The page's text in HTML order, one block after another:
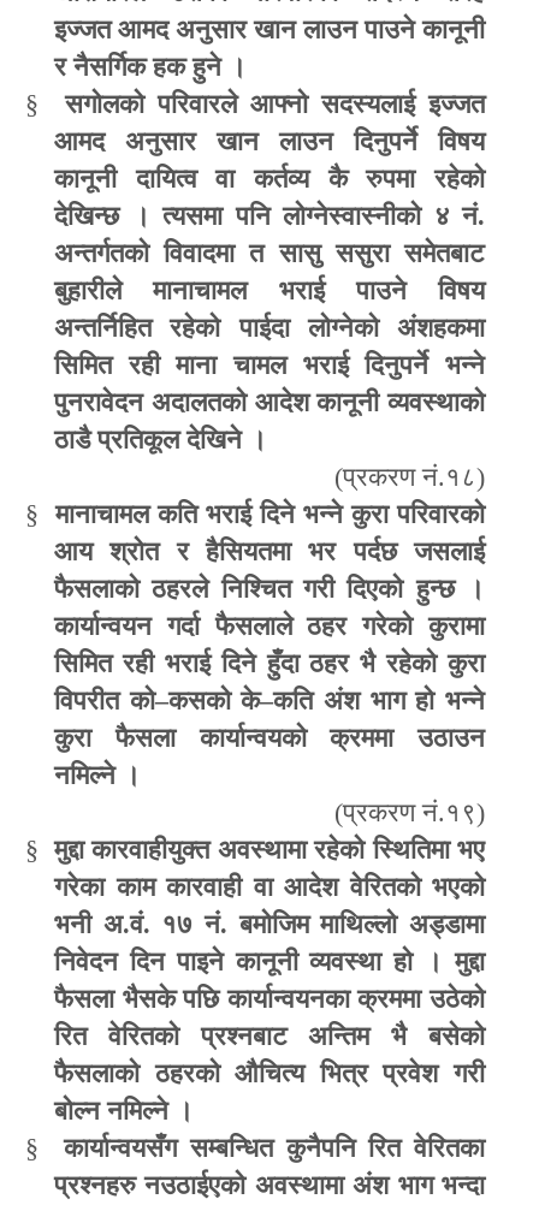
इज्जत आमद अनुसार खान लाउन पाउने कानूनी
र नैसर्गिक हक हुने ।
§
सगोलको परिवारले आफ्नो सदस्यलाई इज्जत
आमद अनुसार खान लाउन दिनुपर्ने विषय
कानूनी दायित्व वा कर्तव्य कै रुपमा रहेको
देखिन्छ । त्यसमा पनि लोग्नेस्वास्नीको ४ नं.
अन्तर्गतको विवादमा त सासु ससुरा समेतबाट
बुहारीले मानाचामल भराई पाउने विषय
अन्तर्निहित रहेको पाईदा लोग्नेको अंशहकमा
सिमित रही माना चामल भराई दिनुपर्ने भन्ने
पुनरावेदन अदालतको आदेश कानूनी व्यवस्थाको
ठाडै प्रतिकूल देखिने ।
(प्रकरण नं.१८)
§ मानाचामल कति भराई दिने भन्ने कुरा परिवारको
आय श्रोत र हैसियतमा भर पर्दछ जसलाई
फैसलाको ठहरले निश्चित गरी दिएको हुन्छ ।
कार्यान्वयन गर्दा फैसलाले ठहर गरेको कुरामा
सिमित रही भराई दिने हुँदा ठहर भै रहेको कुरा
विपरीत को–कसको के–कति अंश भाग हो भन्ने
कुरा फैसला कार्यान्वयको क्रममा उठाउन
नमिल्ने ।
(प्रकरण नं.१९)
§ मुद्दा कारवाहीयुक्त अवस्थामा रहेको स्थितिमा भए
गरेका काम कारवाही वा आदेश वेरितको भएको
भनी अ.वं. १७ नं. बमोजिम माथिल्लो अड्डामा
निवेदन दिन पाइने कानूनी व्यवस्था हो । मुद्दा
फैसला भैसके पछि कार्यान्वयनका क्रममा उठेको
रित वेरितको प्रश्नबाट अन्तिम भै बसेको
फैसलाको ठहरको औचित्य भित्र प्रवेश गरी
बोल्न नमिल्ने ।
§
कार्यान्वयसँग सम्बन्धित कुनैपनि रित वेरितका
प्रश्नहरु नउठाईएको अवस्थामा अंश भाग भन्दा